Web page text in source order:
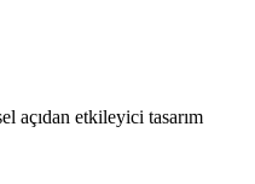
açıdan etkileyici tasarım